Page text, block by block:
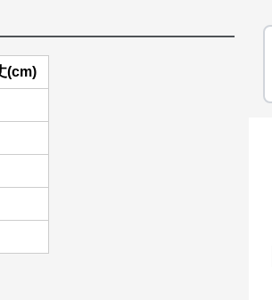
(cm)